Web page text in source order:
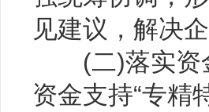
见建议，解决
(二)落实资金
资金支持“专精